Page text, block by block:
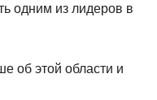
одним из лидеров в
об этой области и